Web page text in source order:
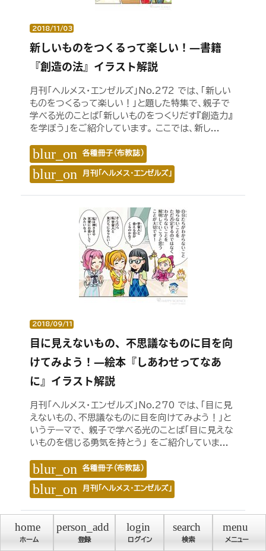
2018/11/03
新しいものをつくるって楽しい！―書籍
『創造の法』イラスト解説
月刊「ヘルメス・エンゼルズ」No.272 では、「新しい
ものをつくるって楽しい！」と題した特集で、親子で
学べる光のことば「新しいものをつくりだす『創造力』
を学ぼう」をご紹介しています。 ここでは、新し...
blur_on 各種冊子（布教誌）
blur_on 月刊「ヘルメス・エンゼルズ」
2018/09/11
目に見えないもの、不思議なものに目を向
けてみよう！―絵本『しあわせってなあ
に』イラスト解説
月刊「ヘルメス・エンゼルズ」No.270 では、「目に見
えないもの、不思議なものに目を向けてみよう！」と
いうテーマで、 親子で学べる光のことば「目に見えな
いものを信じる勇気を持とう」 をご紹介していま...
blur_on 各種冊子（布教誌）
blur_on 月刊「ヘルメス・エンゼルズ」
home
ホーム
person_add
登録
login
ログイン
search
検索
menu
メニュー